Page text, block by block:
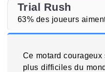
Trial Rush
63% des joueurs
Ce motard
plus difficiles du